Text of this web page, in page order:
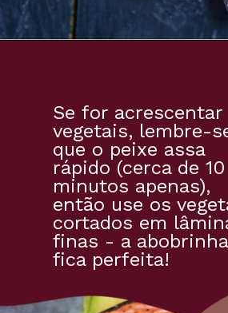
Se for acrescentar
vegetais, lembre-
que o peixe assa
rápido (cerca de 10
minutos apenas),
então use os
cortados em
finas - a abobrinha
fica perfeita!